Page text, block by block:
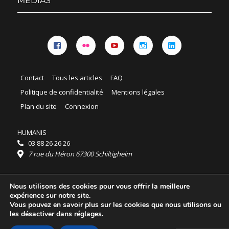
Contact Tous les articles
FAQ
Politique de confidentialité
Mentions légales
Plan du site
Connexion
HUMANIS
03 88 26 26 26
7 rue du Héron 67300 Schiltigheim
Horaires :
HUMANIS : du lundi au vendredi 9h - 18h
Ordidocaz : du lundi au vendredi 8h - 19h
© 2025 HUMANIS, tous droits réservés.
Licence Creative Commons Attribution 4.0
Nous utilisons des cookies pour vous offrir la meilleure
expérience sur notre site.
Vous pouvez en savoir plus sur les cookies que nous utilisons ou
les désactiver dans réglages.